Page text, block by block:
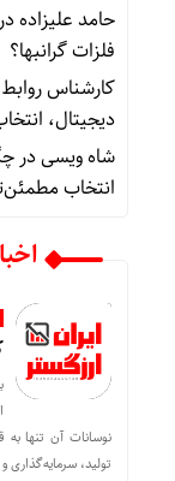
حامد علیزادهدر
فلزات گرانبها؟
کارشناس
دیجیتال،
شاه ویسیدر
انتخاب
نوسانات آن تنها
تولید، سرمایه‌گذاری